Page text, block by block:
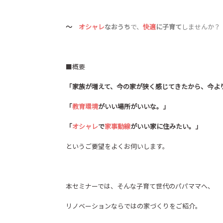
～ オシャレなおうちで、 快適に子育て しませんか
■概要
「家族が増えて、今の家が狭く感じてきたから、今よ
「教育環境がいい場所がいいな。」
「オシャレで家事動線がいい家に住みたい。」
というご要望をよくお伺いします。
本セミナーでは、そんな子育て世代のパパママへ、
リノベーションならではの家づくりをご紹介。